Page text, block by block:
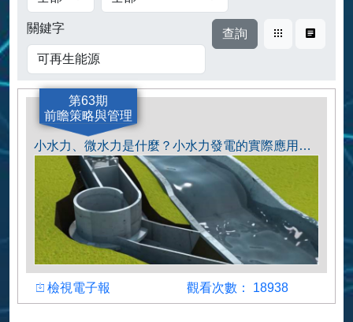
關鍵字 查詢 卡片式表格式
第63期
前瞻策略與管理
小水力、微水力是什麼？小水力發電的實際應用、技術創新與推動實例介紹
檢視檢視電子報 觀看人數
觀看次數： 18938